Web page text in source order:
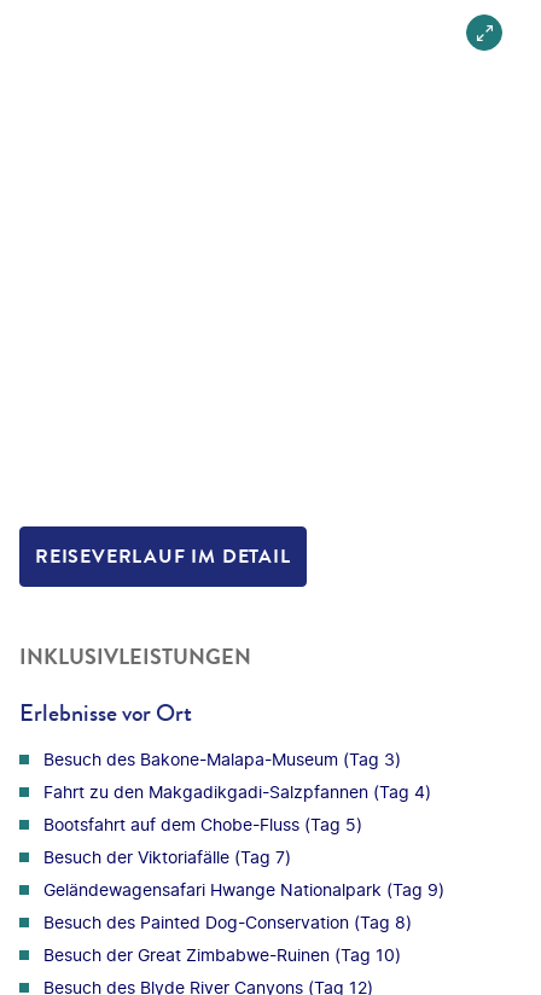
REISEVERLAUF IM DETAIL
INKLUSIVLEISTUNGEN
Erlebnisse vor Ort
Besuch des Bakone-Malapa-Museum (Tag 3)
Fahrt zu den Makgadikgadi-Salzpfannen (Tag 4)
Bootsfahrt auf dem Chobe-Fluss (Tag 5)
Besuch der Viktoriafälle (Tag 7)
Geländewagensafari Hwange Nationalpark (Tag 9)
Besuch des Painted Dog-Conservation (Tag 8)
Besuch der Great Zimbabwe-Ruinen (Tag 10)
Besuch des Blyde River Canyons (Tag 12)